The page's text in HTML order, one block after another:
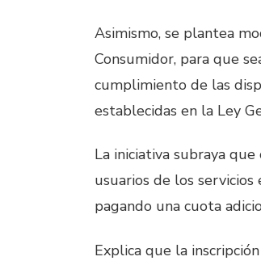
Asimismo, se plantea
Consumidor, para que
cumplimiento de las
establecidas en la Ley
La iniciativa subraya
usuarios de los
pagando una cuota
Explica que la